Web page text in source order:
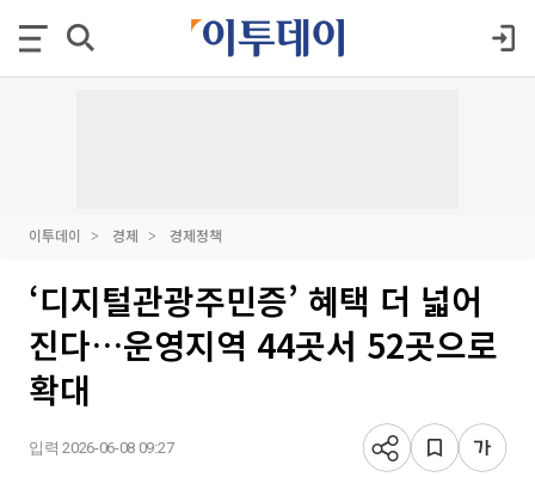
이투데이 경제 경제정책
‘디지털관광주민증’ 혜택 더 넓어
진다…운영지역 44곳서 52곳으로
확대
입력 2026-06-08 09:27